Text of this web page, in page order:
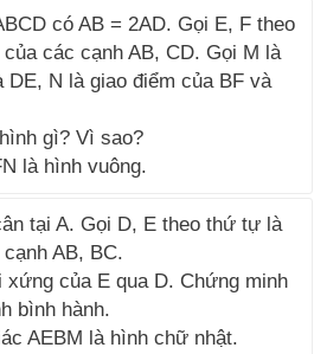
có AB = 2AD. Gọi E, F theo
các cạnh AB, CD. Gọi M là
DE, N là giao điểm của BF và
gì? Vì sao?
là hình vuông.
tại A. Gọi D, E theo thứ tự là
AB, BC.
xứng của E qua D. Chứng minh
bình hành.
AEBM là hình chữ nhật.